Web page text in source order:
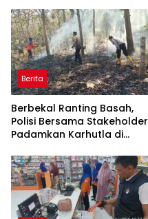
Berita
Berbekal Ranting Basah,
Polisi Bersama Stakeholder
Padamkan Karhutla di
Trenggalek